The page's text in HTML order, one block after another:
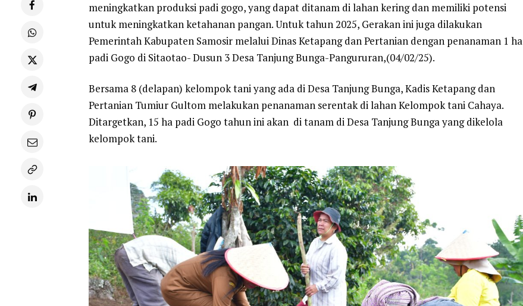
meningkatkan produksi padi gogo, yang dapat ditanam di lahan kering dan memiliki potensi
untuk meningkatkan ketahanan pangan. Untuk tahun 2025, Gerakan ini juga dilakukan
Pemerintah Kabupaten Samosir melalui Dinas Ketapang dan Pertanian dengan penanaman 1 ha
padi Gogo di Sitaotao- Dusun 3 Desa Tanjung Bunga-Pangururan,(04/02/25).
Bersama 8 (delapan) kelompok tani yang ada di Desa Tanjung Bunga, Kadis Ketapang dan
Pertanian Tumiur Gultom melakukan penanaman serentak di lahan Kelompok tani Cahaya.
Ditargetkan, 15 ha padi Gogo tahun ini akan di tanam di Desa Tanjung Bunga yang dikelola
kelompok tani.